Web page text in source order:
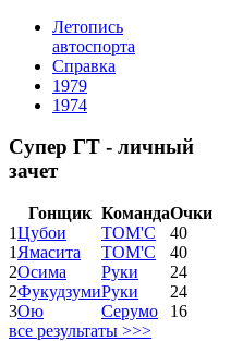
Летопись
автоспорта
Справка
1979
1974
Супер ГТ - личный
зачет
Гонщик КомандаОчки
1Цубои ТОМ'С
40
1 Ямасита ТОМ'С
40
2Осима Руки
24
2ФукудзумиРуки
24
3Ою Серумо
16
все результаты >>>